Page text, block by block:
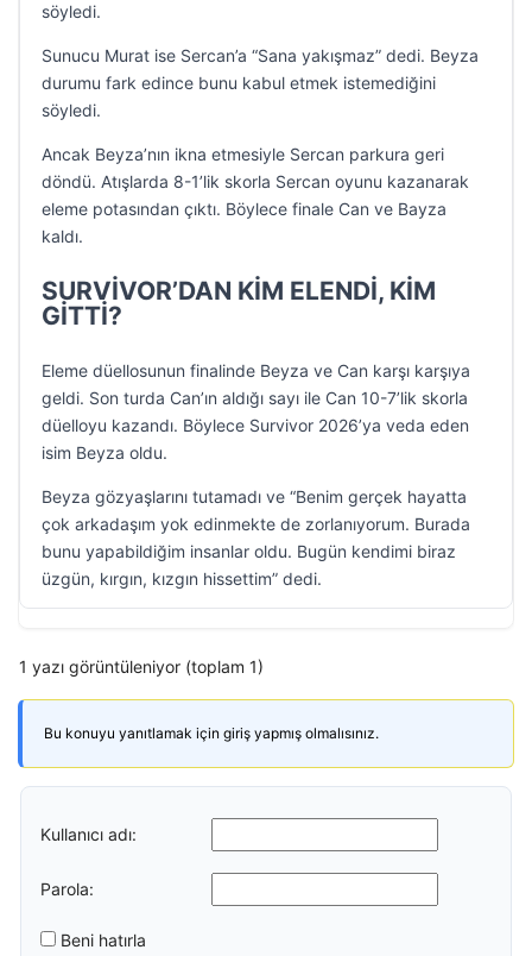
söyledi.
Sunucu Murat ise Sercan’a “Sana yakışmaz” dedi. Beyza
durumu fark edince bunu kabul etmek istemediğini
söyledi.
Ancak Beyza’nın ikna etmesiyle Sercan parkura geri
döndü. Atışlarda 8-1’lik skorla Sercan oyunu kazanarak
eleme potasından çıktı. Böylece finale Can ve Bayza
kaldı.
SURVİVOR’DAN KİM ELENDİ, KİM
GİTTİ?
Eleme düellosunun finalinde Beyza ve Can karşı karşıya
geldi. Son turda Can’ın aldığı sayı ile Can 10-7’lik skorla
düelloyu kazandı. Böylece Survivor 2026’ya veda eden
isim Beyza oldu.
Beyza gözyaşlarını tutamadı ve “Benim gerçek hayatta
çok arkadaşım yok edinmekte de zorlanıyorum. Burada
bunu yapabildiğim insanlar oldu. Bugün kendimi biraz
üzgün, kırgın, kızgın hissettim” dedi.
1 yazı görüntüleniyor (toplam 1)
Bu konuyu yanıtlamak için giriş yapmış olmalısınız.
Kullanıcı adı:
Parola:
Beni hatırla